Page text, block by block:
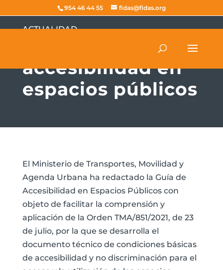
954 46 44 55 fidas@fidas.org
ACTUALIDAD
accesibilidad en
espacios públicos
El Ministerio de Transportes, Movilidad y
Agenda Urbana ha redactado la Guía de
Accesibilidad en Espacios Públicos con
objeto de facilitar la comprensión y
aplicación de la Orden TMA/851/2021, de 23
de julio, por la que se desarrolla el
documento técnico de condiciones básicas
de accesibilidad y no discriminación para el